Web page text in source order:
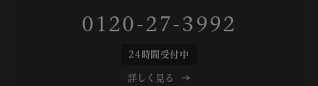
0120-27-3992
24時間受付中
詳しく見る